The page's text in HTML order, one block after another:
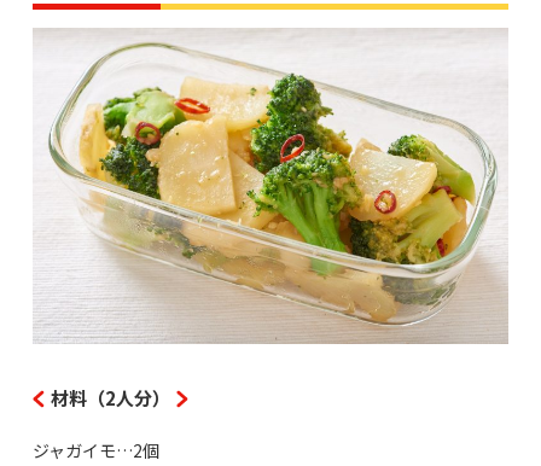
材料（2人分）
ジャガイモ…2個